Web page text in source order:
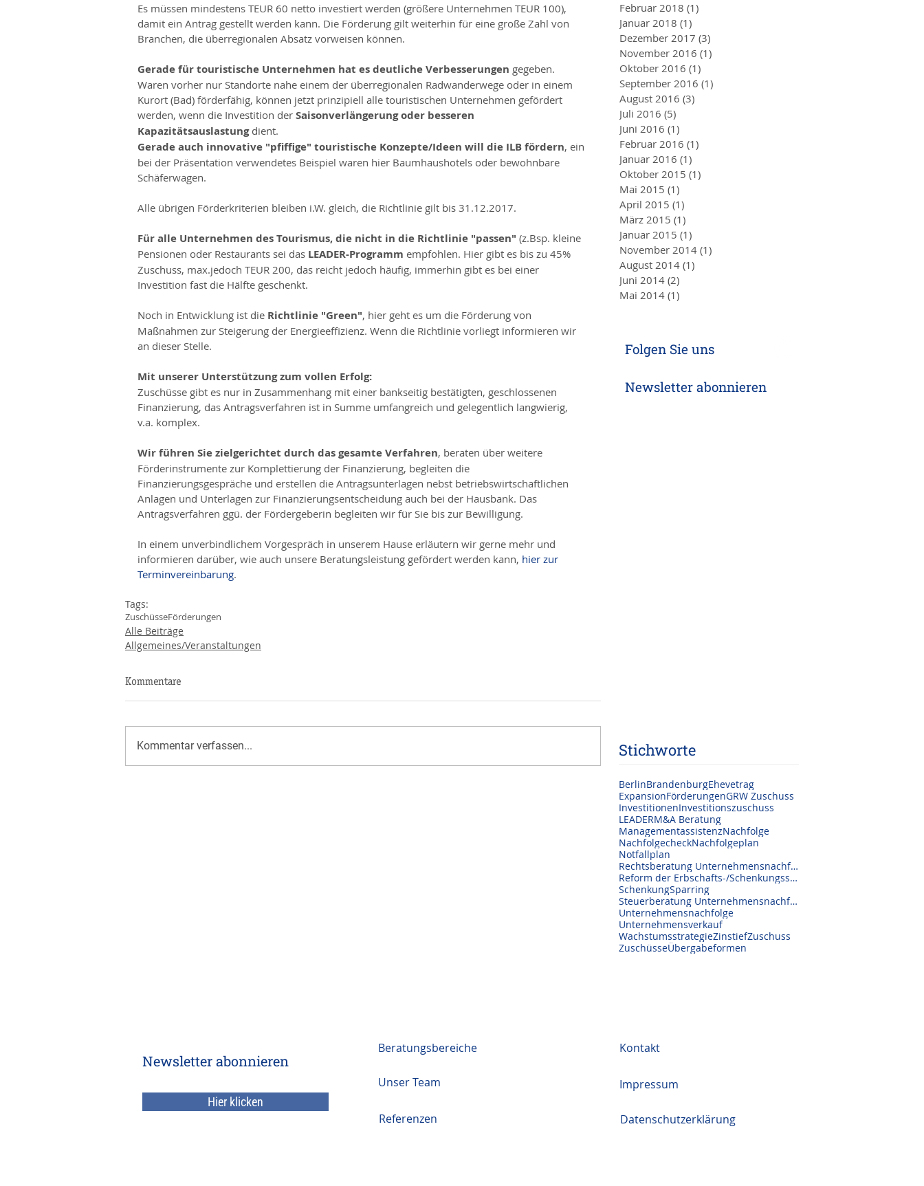
Es müssen mindestens TEUR 60 netto investiert werden (größere Unternehmen TEUR 100),
damit ein Antrag gestellt werden kann. Die Förderung gilt weiterhin für eine große Zahl von
Branchen, die überregionalen Absatz vorweisen können.
Gerade für touristische Unternehmen hat es deutliche Verbesserungen gegeben.
Waren vorher nur Standorte nahe einem der überregionalen Radwanderwege oder in einem
Kurort (Bad) förderfähig, können jetzt prinzipiell alle touristischen Unternehmen gefördert
werden, wenn die Investition der Saisonverlängerung oder besseren
Kapazitätsauslastung dient.
Gerade auch innovative "pfiffige" touristische Konzepte/Ideen will die ILB fördern, ein
bei der Präsentation verwendetes Beispiel waren hier Baumhaushotels oder bewohnbare
Schäferwagen.
Alle übrigen Förderkriterien bleiben i.W. gleich, die Richtlinie gilt bis 31.12.2017.
Für alle Unternehmen des Tourismus, die nicht in die Richtlinie "passen" (z.Bsp. kleine
Pensionen oder Restaurants sei das LEADER-Programm empfohlen. Hier gibt es bis zu 45%
Zuschuss, max.jedoch TEUR 200, das reicht jedoch häufig, immerhin gibt es bei einer
Investition fast die Hälfte geschenkt.
Noch in Entwicklung ist die Richtlinie "Green", hier geht es um die Förderung von
Maßnahmen zur Steigerung der Energieeffizienz. Wenn die Richtlinie vorliegt informieren wir
an dieser Stelle.
Mit unserer Unterstützung zum vollen Erfolg:
Zuschüsse gibt es nur in Zusammenhang mit einer bankseitig bestätigten, geschlossenen
Finanzierung, das Antragsverfahren ist in Summe umfangreich und gelegentlich langwierig,
v.a. komplex.
Wir führen Sie zielgerichtet durch das gesamte Verfahren, beraten über weitere
Förderinstrumente zur Komplettierung der Finanzierung, begleiten die
Finanzierungsgespräche und erstellen die Antragsunterlagen nebst betriebswirtschaftlichen
Anlagen und Unterlagen zur Finanzierungsentscheidung auch bei der Hausbank. Das
Antragsverfahren ggü. der Fördergeberin begleiten wir für Sie bis zur Bewilligung.
In einem unverbindlichem Vorgespräch in unserem Hause erläutern wir gerne mehr und
informieren darüber, wie auch unsere Beratungsleistung gefördert werden kann, hier zur
Terminvereinbarung.
Tags:
ZuschüsseFörderungen
Alle Beiträge
Allgemeines/Veranstaltungen
Kommentare
Kommentar verfassen...
Februar 2018 (1)
Januar 2018 (1)
Dezember 2017 (3)
November 2016 (1)
Oktober 2016 (1)
September 2016 (1)
August 2016 (3)
Juli 2016 (5)
Juni 2016 (1)
Februar 2016 (1)
Januar 2016 (1)
Oktober 2015 (1)
Mai 2015 (1)
April 2015 (1)
März 2015 (1)
Januar 2015 (1)
November 2014 (1)
August 2014 (1)
Juni 2014 (2)
Mai 2014 (1)
Folgen Sie uns
Newsletter abonnieren
Stichworte
BerlinBrandenburgEhevetrag
ExpansionFörderungenGRW Zuschuss
InvestitionenInvestitionszuschuss
LEADERM&A Beratung
ManagementassistenzNachfolge
NachfolgecheckNachfolgeplan
Notfallplan
Rechtsberatung Unternehmensnachfolge
Reform der Erbschafts-/Schenkungssteuer
SchenkungSparring
Steuerberatung Unternehmensnachfolge
Unternehmensnachfolge
Unternehmensverkauf
WachstumsstrategieZinstiefZuschuss
ZuschüsseÜbergabeformen
Unser Team
Beratungsbereiche
Referenzen
Kontakt
Impressum
Newsletter abonnieren
Hier klicken
Datenschutzerklärung